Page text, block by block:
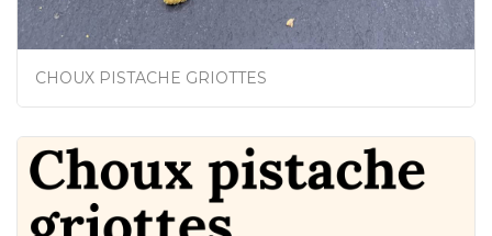
CHOUX PISTACHE GRIOTTES